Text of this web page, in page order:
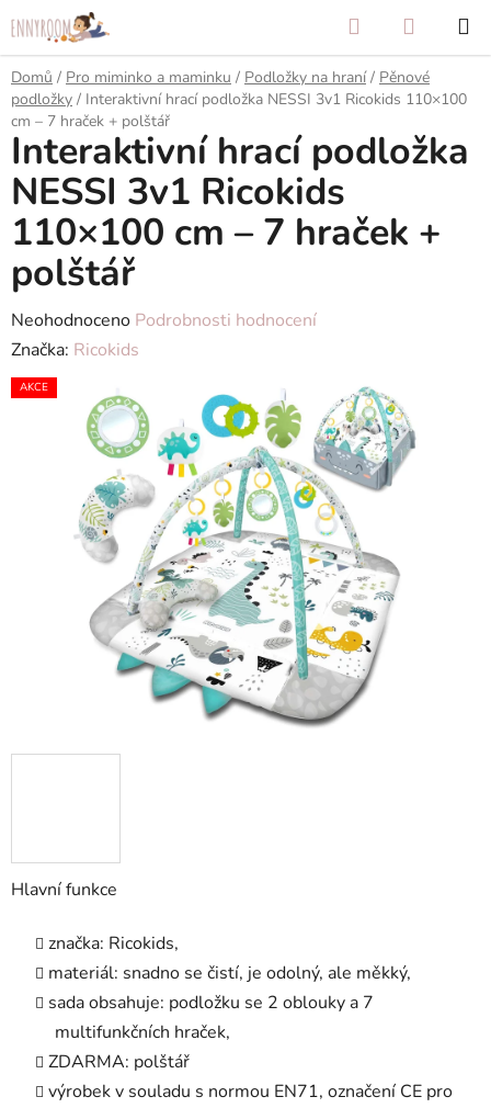
na
obsah
Hledat
KOŠÍK
Domů / Pro miminko a maminku / Podložky na hraní / Pěnové
podložky / Interaktivní hrací podložka NESSI 3v1 Ricokids 110×100
cm – 7 hraček + polštář
Hlavní funkce
značka: Ricokids,
materiál: snadno se čistí, je odolný, ale měkký,
sada obsahuje: podložku se 2 oblouky a 7
multifunkčních hraček,
ZDARMA: polštář
výrobek v souladu s normou EN71, označení CE pro
Interaktivní hrací podložka
NESSI 3v1 Ricokids
110×100 cm – 7 hraček +
polštář
Průměrné
hodnocení
produktu
hvězdiček.
Neohodnoceno Podrobnosti hodnocení
Značka: Ricokids
AKCE